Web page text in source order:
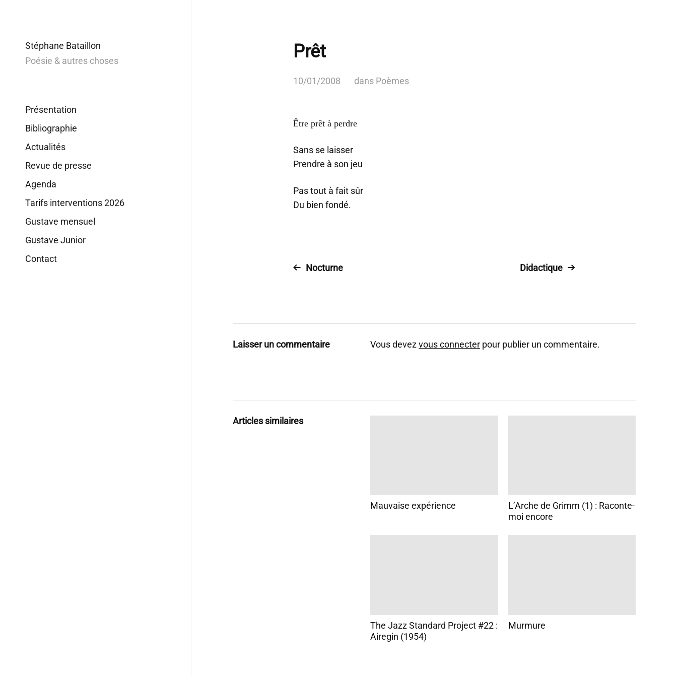
Stéphane Bataillon
Poésie & autres choses
Présentation
Bibliographie
Actualités
Revue de presse
Agenda
Tarifs interventions 2026
Gustave mensuel
Gustave Junior
Contact
Prêt
10/01/2008 dans Poèmes
Être prêt à perdre
Sans se laisser
Prendre à son jeu
Pas tout à fait sûr
Du bien fondé.
Nocturne Didactique
Laisser un commentaire Vous devezvous connecter pour publier un commentaire.
Articles similaires
Mauvaise expérience
L’Arche de Grimm (1) : Raconte-
moi encore
The Jazz Standard Project #22 :
Airegin (1954)
Murmure